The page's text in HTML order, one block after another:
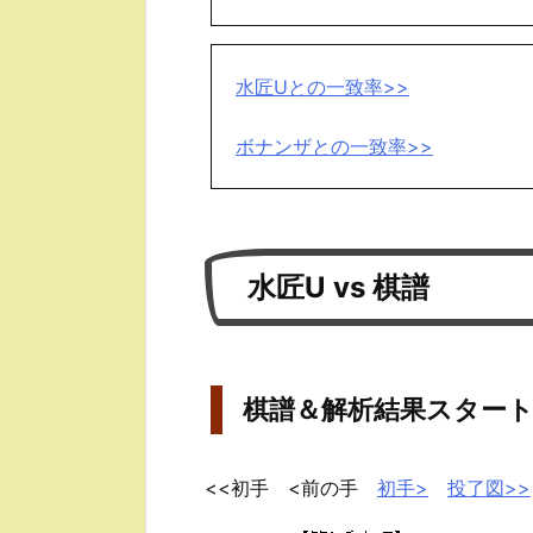
水匠Uとの一致率>>
ボナンザとの一致率>>
水匠U vs 棋譜
棋譜＆解析結果スタート
<<初手 <前の手 初手> 投了図>>